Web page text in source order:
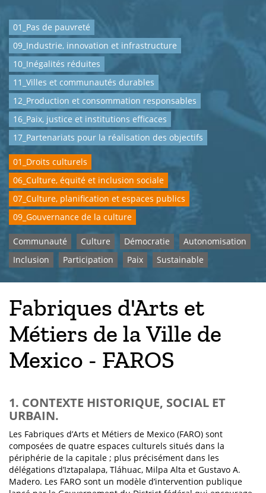
01_Pas de pauvreté
09_Industrie, innovation et infrastructure
10_Inégalités réduites
11_Villes et communautés durables
12_Production et consommation responsables
16_Paix, justice et institutions efficaces
17_Partenariats pour la réalisation des objectifs
01_Droits culturels
06_Culture, équité et inclusion sociale
07_Culture, planification et espaces publics
09_Gouvernance de la culture
Communauté Culture Démocratie
Autonomisation
Inclusion
Participation Paix Sustainable
Fabriques d'Arts et
Métiers de la Ville de
Mexico - FAROS
1. CONTEXTE HISTORIQUE, SOCIAL ET
URBAIN.
Les Fabriques d’Arts et Métiers de Mexico (FARO) sont
composées de quatre espaces culturels situés dans la
périphérie de la capitale ; plus précisément dans les
délégations d’Iztapalapa, Tláhuac, Milpa Alta et Gustavo A.
Madero. Les FARO sont un modèle d’intervention publique